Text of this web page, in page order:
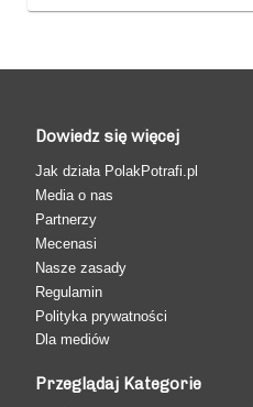
Dowiedz się więcej
Jak działa PolakPotrafi.pl
Media o nas
Partnerzy
Mecenasi
Nasze zasady
Regulamin
Polityka prywatności
Dla mediów
Przeglądaj Kategorie